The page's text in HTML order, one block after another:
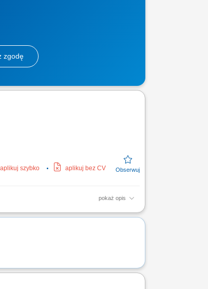
zgodę
aplikuj szybko aplikuj bez CV
pokaż opis
walorów smakowych oraz